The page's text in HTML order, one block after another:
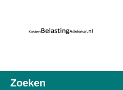
Zoeken